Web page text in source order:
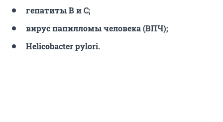
гепатиты В и С;
вирус папилломы человека (ВПЧ);
Helicobacter pylori.